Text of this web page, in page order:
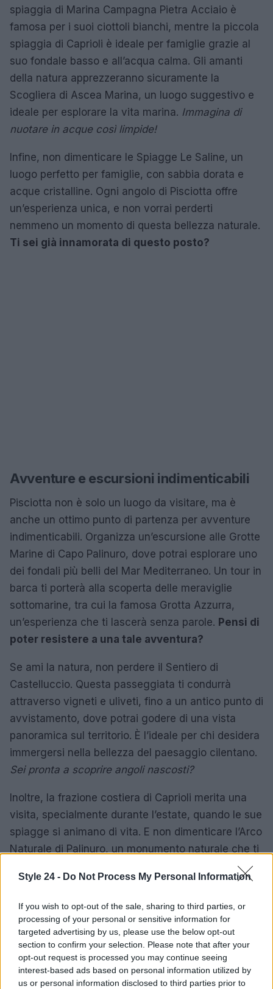
Style 24 - Do Not Process My Personal Information
If you wish to opt-out of the sale, sharing to third parties, or
processing of your personal or sensitive information for
targeted advertising by us, please use the below opt-out
section to confirm your selection. Please note that after your
opt-out request is processed you may continue seeing
interest-based ads based on personal information utilized by
us or personal information disclosed to third parties prior to
spiaggia di Marina Campagna Pietra Acciaio è
famosa per i suoi ciottoli bianchi, mentre la piccola
spiaggia di Caprioli è ideale per famiglie grazie al
suo fondale basso e all’acqua calma. Gli amanti
della natura apprezzeranno sicuramente la
Scogliera di Ascea Marina, un luogo suggestivo e
ideale per esplorare la vita marina. Immagina di
nuotare in acque così limpide!
Infine, non dimenticare le Spiagge Le Saline, un
luogo perfetto per famiglie, con sabbia dorata e
acque cristalline. Ogni angolo di Pisciotta offre
un’esperienza unica, e non vorrai perderti
nemmeno un momento di questa bellezza naturale.
Ti sei già innamorata di questo posto?
Avventure e escursioni indimenticabili
Pisciotta non è solo un luogo da visitare, ma è
anche un ottimo punto di partenza per avventure
indimenticabili. Organizza un’escursione alle Grotte
Marine di Capo Palinuro, dove potrai esplorare uno
dei fondali più belli del Mar Mediterraneo. Un tour in
barca ti porterà alla scoperta delle meraviglie
sottomarine, tra cui la famosa Grotta Azzurra,
un’esperienza che ti lascerà senza parole. Pensi di
poter resistere a una tale avventura?
Se ami la natura, non perdere il Sentiero di
Castelluccio. Questa passeggiata ti condurrà
attraverso vigneti e uliveti, fino a un antico punto di
avvistamento, dove potrai godere di una vista
panoramica sul territorio. È l’ideale per chi desidera
immergersi nella bellezza del paesaggio cilentano.
Sei pronta a scoprire angoli nascosti?
Inoltre, la frazione costiera di Caprioli merita una
visita, specialmente durante l’estate, quando le sue
spiagge si animano di vita. E non dimenticare l’Arco
Naturale di Palinuro, un monumento naturale che ti
territorio è ricco di bellezze da scoprire!Sei pronta
Pisciotta è un luogo che incanta e sorprende, un
angolo di paradiso che aspetta solo di essere
esplorato.Non perdere l’occasione di visitarlo e
lasciati trasportare dalla sua magia!